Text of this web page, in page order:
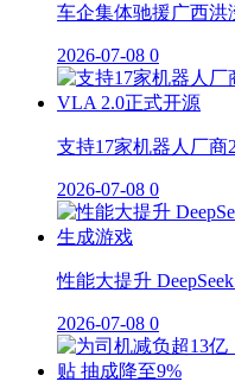
车企集体驰援广西洪
2026-07-08 0
支持17家机器人厂商
2026-07-08 0
性能大提升
2026-07-08 0